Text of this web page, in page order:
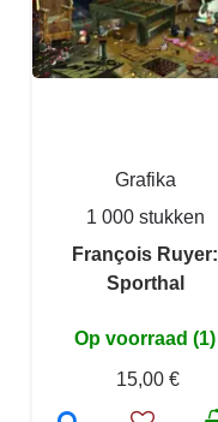
Grafika
1 000 stukken
François Ruyer:
Sporthal
Op voorraad (1)
15,00 €